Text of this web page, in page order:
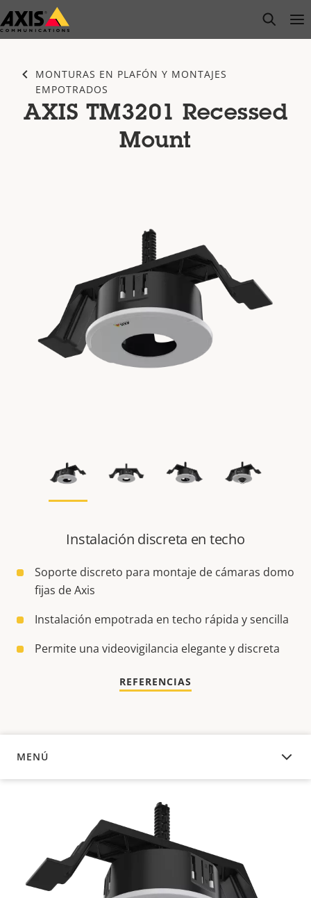
Saltar
al
open
MONTURAS EN PLAFÓN Y MONTAJES
EMPOTRADOS
AXIS TM3201 Recessed
Mount
Instalación discreta en techo
Soporte discreto para montaje de cámaras domo
fijas de Axis
Instalación empotrada en techo rápida y sencilla
Permite una videovigilancia elegante y discreta
REFERENCIAS
MENÚ
DESCRIPCIÓN